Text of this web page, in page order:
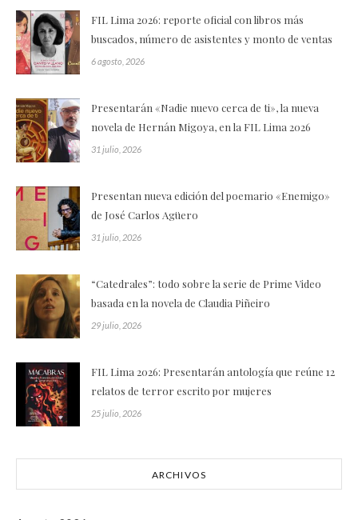
FIL Lima 2026: reporte oficial con libros más
buscados, número de asistentes y monto de ventas
6 agosto, 2026
Presentarán «Nadie nuevo cerca de ti», la nueva
novela de Hernán Migoya, en la FIL Lima 2026
31 julio, 2026
Presentan nueva edición del poemario «Enemigo»
de José Carlos Agüero
31 julio, 2026
“Catedrales”: todo sobre la serie de Prime Video
basada en la novela de Claudia Piñeiro
29 julio, 2026
FIL Lima 2026: Presentarán antología que reúne 12
relatos de terror escrito por mujeres
25 julio, 2026
ARCHIVOS